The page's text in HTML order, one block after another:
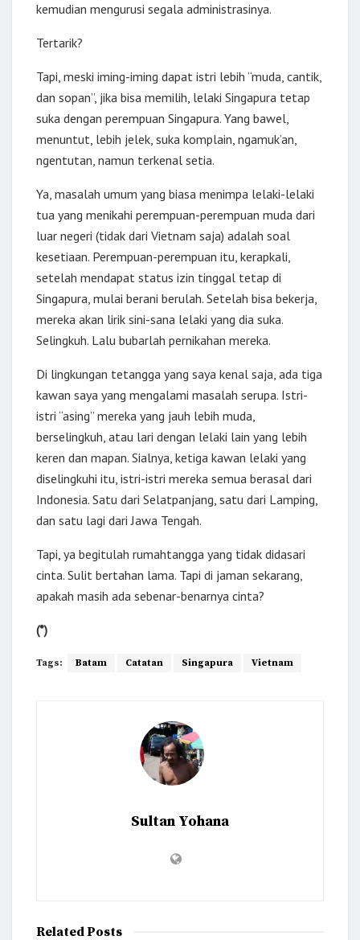
kemudian mengurusi segala administrasinya.
Tertarik?
Tapi, meski iming-iming dapat istri lebih “muda, cantik,
dan sopan”, jika bisa memilih, lelaki Singapura tetap
suka dengan perempuan Singapura. Yang bawel,
menuntut, lebih jelek, suka komplain, ngamuk’an,
ngentutan, namun terkenal setia.
Ya, masalah umum yang biasa menimpa lelaki-lelaki
tua yang menikahi perempuan-perempuan muda dari
luar negeri (tidak dari Vietnam saja) adalah soal
kesetiaan. Perempuan-perempuan itu, kerapkali,
setelah mendapat status izin tinggal tetap di
Singapura, mulai berani berulah. Setelah bisa bekerja,
mereka akan lirik sini-sana lelaki yang dia suka.
Selingkuh. Lalu bubarlah pernikahan mereka.
Di lingkungan tetangga yang saya kenal saja, ada tiga
kawan saya yang mengalami masalah serupa. Istri-
istri “asing” mereka yang jauh lebih muda,
berselingkuh, atau lari dengan lelaki lain yang lebih
keren dan mapan. Sialnya, ketiga kawan lelaki yang
diselingkuhi itu, istri-istri mereka semua berasal dari
Indonesia. Satu dari Selatpanjang, satu dari Lamping,
dan satu lagi dari Jawa Tengah.
Tapi, ya begitulah rumahtangga yang tidak didasari
cinta. Sulit bertahan lama. Tapi di jaman sekarang,
apakah masih ada sebenar-benarnya cinta?
(*)
Tags: Batam Catatan Singapura Vietnam
Sultan Yohana
RelatedPosts